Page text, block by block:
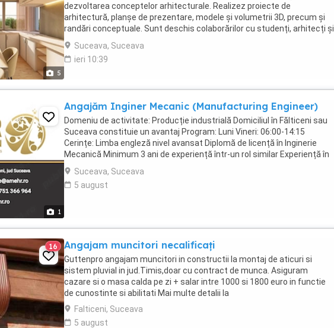
5
dezvoltarea conceptelor arhitecturale. Realizez proiecte de
arhitectură, planșe de prezentare, modele și volumetrii 3D, precum și
randări conceptuale. Sunt deschis colaborărilor cu studenți, arhitecți și
dezvoltatori pentru proiecte creative ...
Suceava, Suceava
ieri 10:39
1
Angajăm Inginer Mecanic (Manufacturing Engineer)
Domeniu de activitate: Producție industrială Domiciliul în Fălticeni sau
Suceava constituie un avantaj Program: Luni Vineri: 06:00-14:15
Cerințe: Limba engleză nivel avansat Diplomă de licență în Inginerie
Mecanică Minimum 3 ani de experiență într-un rol similar Experiență în
documentație tehnică, ...
Suceava, Suceava
5 august
16 Angajam muncitori necalificați
Guttenpro angajam muncitori in constructii la montaj de aticuri si
sistem pluvial in jud.Timis,doar cu contract de munca. Asiguram
cazare si o masa calda pe zi + salar intre 1000 si 1800 euro in functie
de cunostinte si abilitati Mai multe detalii la
Falticeni, Suceava
5 august